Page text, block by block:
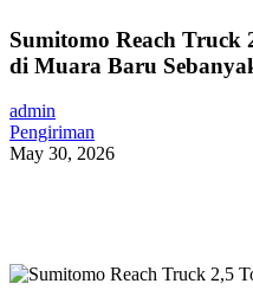
Sumitomo Reach Truck
di Muara Baru
admin
Pengiriman
May 30, 2026